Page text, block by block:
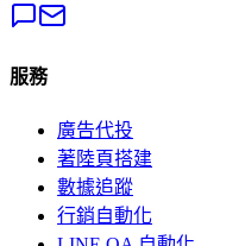
服務
廣告代投
著陸頁搭建
數據追蹤
行銷自動化